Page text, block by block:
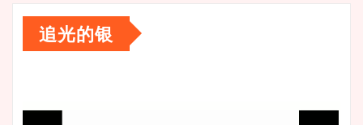
追光的银
频